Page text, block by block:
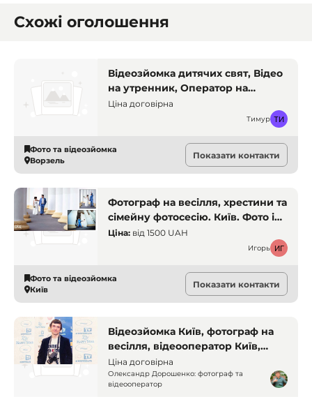
Схожі оголошення
Відеозйомка дитячих свят, Відео
на утренник, Оператор на
дитяче свято, Дитяче відео,
Ціна договірна
Тимур
Фото та відеозйомка
Ворзель
Показати контакти
Фотограф на весілля, хрестини та
сімейну фотосесію. Київ. Фото і
відеозйомка
Ціна: від 1500 UAH
Игорь
Фото та відеозйомка
Київ
Показати контакти
Відеозйомка Київ, фотограф на
весілля, відеооператор Київ,
професійний відеограф, зйомка
свят, відео весілля, Олександр
Дорошенко
Ціна договірна
Олександр Дорошенко: фотограф та
відеооператор